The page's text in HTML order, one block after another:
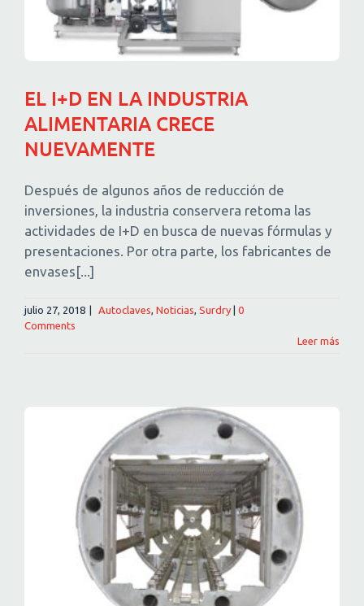
EL I+D EN LA INDUSTRIA
ALIMENTARIA CRECE
NUEVAMENTE
Después de algunos años de reducción de
inversiones, la industria conservera retoma las
actividades de I+D en busca de nuevas fórmulas y
presentaciones. Por otra parte, los fabricantes de
envases[...]
julio 27, 2018 | Autoclaves Noticias Surdry | 0
Comments
Leer más